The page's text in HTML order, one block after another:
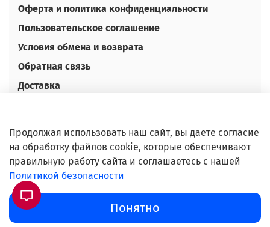
Оферта и политика конфиденциальности
Пользовательское соглашение
Условия обмена и возврата
Обратная связь
Доставка
Оптовым покупателям
©Любое использование либо копирование
материалов или подборки материалов сайта,
элементов дизайна и оформления допускается
лишь с разрешения правообладателя и только со
Продолжая использовать наш сайт, вы даете согласие
на обработку файлов cookie, которые обеспечивают
правильную работу сайта и соглашаетесь с нашей
Политикой безопасности
Понятно